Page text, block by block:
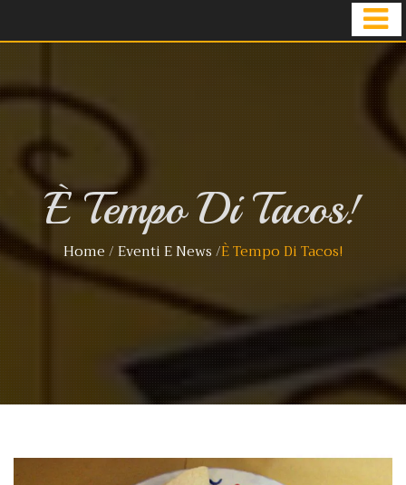
È Tempo Di Tacos!
Home/Eventi E News/È Tempo Di Tacos!